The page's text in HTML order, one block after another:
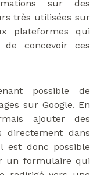
sur des
très utilisées sur
plateformes qui
concevoir ces
possible de
sur Google. En
ajouter des
directement dans
est donc possible
un formulaire qui